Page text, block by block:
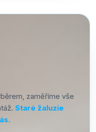
zaměříme vše
Staré žaluzie